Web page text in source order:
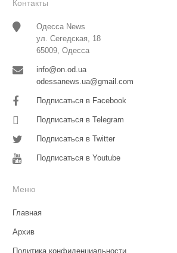
Контакты
Одесса News
ул. Сегедская, 18
65009, Одесса
info@on.od.ua
odessanews.ua@gmail.com
Подписаться в Facebook
Подписаться в Telegram
Подписаться в Twitter
Подписаться в Youtube
Меню
Главная
Архив
Политика конфиденциальности